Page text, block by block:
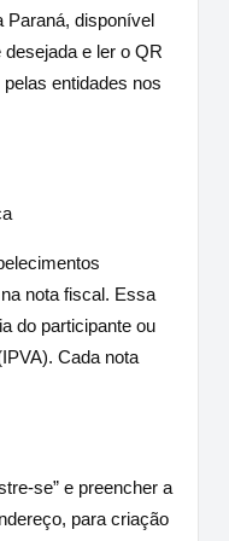
Paraná, disponível
e ler o QR
entidades nos
nota fiscal. Essa
do participante ou
Cada nota
se” e preencher a
para criação